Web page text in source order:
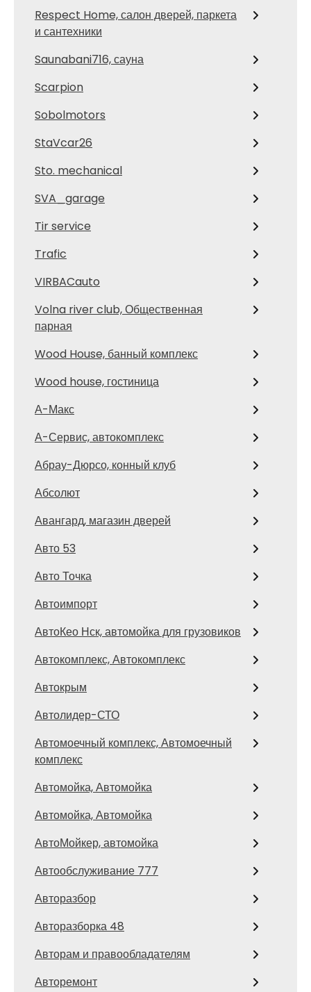
Respect Home, салон дверей, паркета
и сантехники
Saunabani716, сауна
Scarpion
Sobolmotors
StaVcar26
Sto. mechanical
SVA_garage
Tir service
Trafic
VIRBACauto
Volna river club, Общественная
парная
Wood House, банный комплекс
Wood house, гостиница
А-Макс
А-Сервис, автокомплекс
Абрау-Дюрсо, конный клуб
Абсолют
Авангард, магазин дверей
Авто 53
Авто Точка
Автоимпорт
АвтоКео Нск, автомойка для грузовиков
Автокомплекс, Автокомплекс
Автокрым
Автолидер-СТО
Автомоечный комплекс, Автомоечный
комплекс
Автомойка, Автомойка
Автомойка, Автомойка
АвтоМойкер, автомойка
Автообслуживание 777
Авторазбор
Авторазборка 48
Авторам и правообладателям
Авторемонт